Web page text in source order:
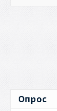
Опрос